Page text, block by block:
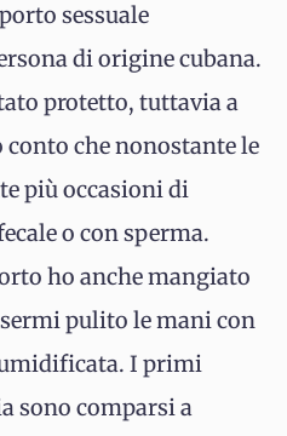
sessuale
di origine cubana.
protetto, tuttavia a
che nonostante le
più occasioni di
o con sperma.
ho anche mangiato
pulito le mani con
I primi
sono comparsi a